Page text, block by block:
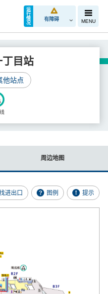
运
行
情
况
有障碍 MENU
目站
他站点
周边地图
进出口 图例 提示